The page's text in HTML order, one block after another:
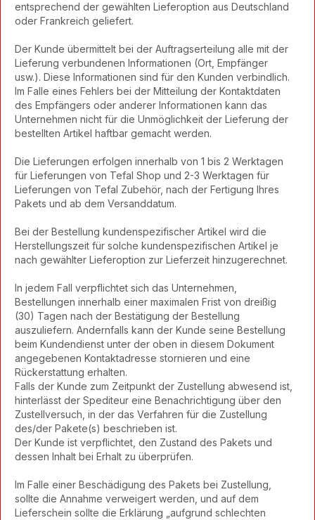
entsprechend der gewählten Lieferoption aus Deutschland
oder Frankreich geliefert.
Der Kunde übermittelt bei der Auftragserteilung alle mit der
Lieferung verbundenen Informationen (Ort, Empfänger
usw.). Diese Informationen sind für den Kunden verbindlich.
Im Falle eines Fehlers bei der Mitteilung der Kontaktdaten
des Empfängers oder anderer Informationen kann das
Unternehmen nicht für die Unmöglichkeit der Lieferung der
bestellten Artikel haftbar gemacht werden.
Die Lieferungen erfolgen innerhalb von 1 bis 2 Werktagen
für Lieferungen von Tefal Shop und 2-3 Werktagen für
Lieferungen von Tefal Zubehör, nach der Fertigung Ihres
Pakets und ab dem Versanddatum.
Bei der Bestellung kundenspezifischer Artikel wird die
Herstellungszeit für solche kundenspezifischen Artikel je
nach gewählter Lieferoption zur Lieferzeit hinzugerechnet.
In jedem Fall verpflichtet sich das Unternehmen,
Bestellungen innerhalb einer maximalen Frist von dreißig
(30) Tagen nach der Bestätigung der Bestellung
auszuliefern. Andernfalls kann der Kunde seine Bestellung
beim Kundendienst unter der oben in diesem Dokument
angegebenen Kontaktadresse stornieren und eine
Rückerstattung erhalten.
Falls der Kunde zum Zeitpunkt der Zustellung abwesend ist,
hinterlässt der Spediteur eine Benachrichtigung über den
Zustellversuch, in der das Verfahren für die Zustellung
des/der Pakete(s) beschrieben ist.
Der Kunde ist verpflichtet, den Zustand des Pakets und
dessen Inhalt bei Erhalt zu überprüfen.
Im Falle einer Beschädigung des Pakets bei Zustellung,
sollte die Annahme verweigert werden, und auf dem
Lieferschein sollte die Erklärung „aufgrund schlechten